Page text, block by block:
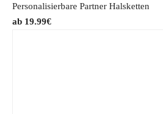
Personalisierbare Partner Halsketten
19.99€